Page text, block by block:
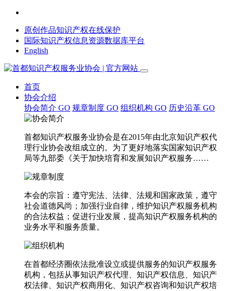
原创作品知识产权在线保护
国际知识产权信息资源数据库平台
English
首页
协会介绍
协会简介 GO 规章制度 GO 组织机构 GO 历史沿革 GO
首都知识产权服务业协会是在2015年由北京知识产权代
理行业协会改组成立的。为了更好地落实国家知识产权
局等九部委《关于加快培育和发展知识产权服务……
本会的宗旨：遵守宪法、法律、法规和国家政策，遵守
社会道德风尚；加强行业自律，维护知识产权服务机构
的合法权益；促进行业发展，提高知识产权服务机构的
业务水平和服务质量。
在首都经济圈依法批准设立或提供服务的知识产权服务
机构，包括从事知识产权代理、知识产权信息、知识产
权法律、知识产权商用化、知识产权咨询和知识产权培